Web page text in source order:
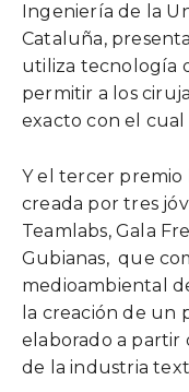
Ingeniería de la
Cataluña,
utiliza tecnología
permitir a los
exacto con el
Y el tercer premio
creada por tres
Teamlabs, Gala
Gubianas, que
medioambiental
la creación de un
elaborado a partir
de la industria